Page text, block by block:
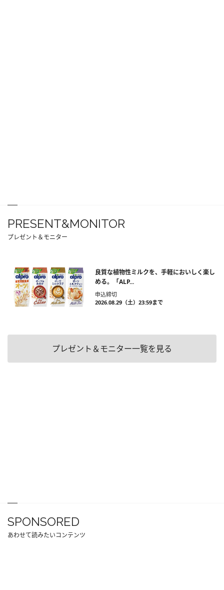
PRESENT&MONITOR
プレゼント＆モニター
良質な植物性ミルクを、手軽においしく楽し
める。「ALP...
申込締切
2026.08.29（土）23:59まで
プレゼント＆モニター一覧を見る
SPONSORED
あわせて読みたいコンテンツ